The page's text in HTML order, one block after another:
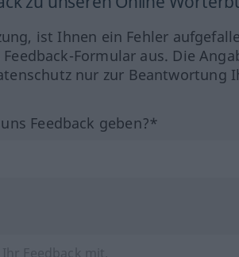
ist Ihnen ein Fehler
Formular aus. Die
nur zur Beantwortung
Feedback geben?*